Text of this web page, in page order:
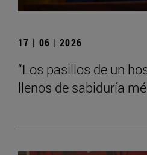
17 | 06 | 2026
“Los pasillos de un
llenos de sabiduría